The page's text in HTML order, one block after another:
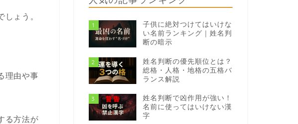
ょう。
理由や事
る方法が
1
子供に絶対つけてはいけな
い名前ランキング｜姓名判
断の暗示
2
姓名判断の優先順位とは？
総格・人格・地格の五格バ
ランス解説
3
姓名判断で凶作用が強い！
名前に使ってはいけない漢
字